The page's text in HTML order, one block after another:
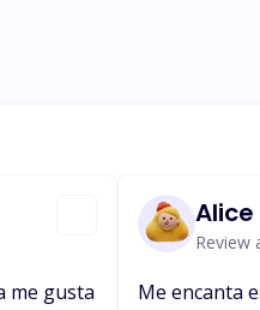
me gusta
Review
Me encanta